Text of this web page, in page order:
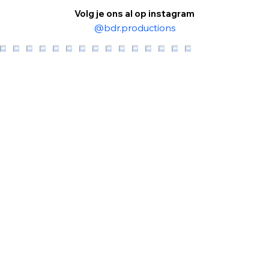
Volg je ons al op instagram
@bdr.productions